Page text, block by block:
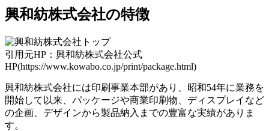
興和紡株式会社の特徴
引用元HP：興和紡株式会社公式
HP(https://www.kowabo.co.jp/print/package.html)
興和紡株式会社には印刷事業本部があり、昭和54年に業務を
開始して以来、パッケージや商業印刷物、ディスプレイなど
の企画、デザインから製品納入までの豊富な実績がありま
す。